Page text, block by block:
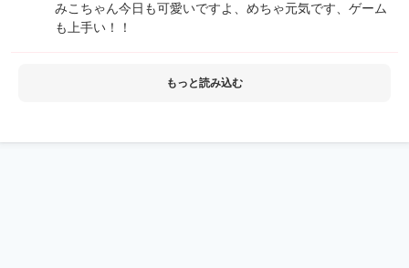
みこちゃん今日も可愛いですよ、めちゃ元気です、ゲーム
も上手い！！
もっと読み込む